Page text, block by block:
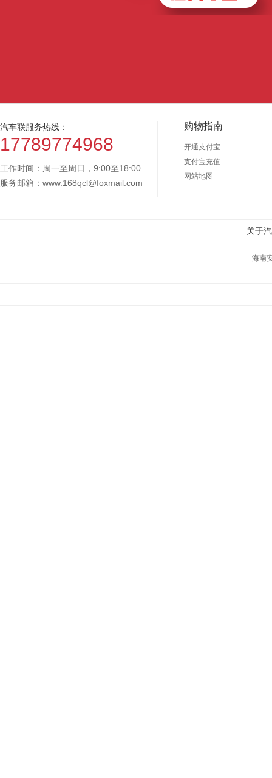
汽车联服务热线：
17789774968
工作时间：周一至周日，9:00至18:00
服务邮箱：www.168qcl@foxmail.com
购物指南
开通支付宝
支付宝充值
网站地图
关于
海南